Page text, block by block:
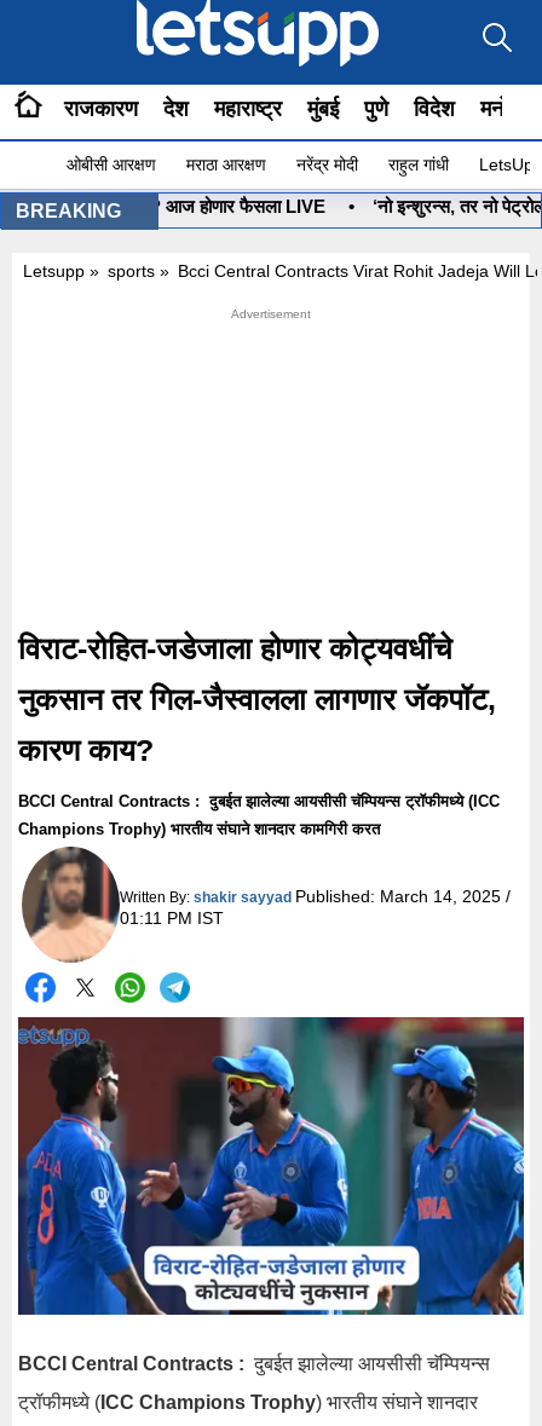
राजकारण देश महाराष्ट्र मुंबई पुणे विदेश
ओबीसी आरक्षण मराठा आरक्षण नरेंद्र मोदी राहुल गांधी
BREAKING
कोणाचा? आज होणार फैसला LIVE • ‘नो इन्शुरन्स, तर नो पेट्रोल’
Letsupp » sports » Bcci Central Contracts Virat Rohit Jadeja Will
विराट-रोहित-जडेजाला होणार कोट्यवधींचे
नुकसान तर गिल-जैस्वालला लागणार जॅकपॉट,
कारण काय?
BCCI Central Contracts : दुबईत झालेल्या आयसीसी चॅम्पियन्स ट्रॉफीमध्ये (ICC
Champions Trophy) भारतीय संघाने शानदार कामगिरी करत
Written By: shakir sayyad Published: March 14, 2025 /
01:11 PM IST
BCCI Central Contracts : दुबईत झालेल्या आयसीसी चॅम्पियन्स
ट्रॉफीमध्ये ( ICC Champions Trophy) भारतीय संघाने शानदार